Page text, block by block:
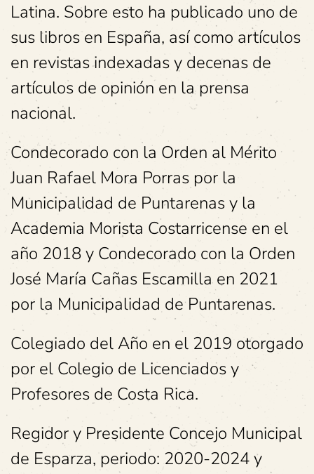
Latina. Sobre esto ha publicado uno de
sus libros en España, así como artículos
en revistas indexadas y decenas de
artículos de opinión en la prensa
nacional.
Condecorado con la Orden al Mérito
Juan Rafael Mora Porras por la
Municipalidad de Puntarenas y la
Academia Morista Costarricense en el
año 2018 y Condecorado con la Orden
José María Cañas Escamilla en 2021
por la Municipalidad de Puntarenas.
Colegiado del Año en el 2019 otorgado
por el Colegio de Licenciados y
Profesores de Costa Rica.
Regidor y Presidente Concejo Municipal
de Esparza, periodo: 2020-2024 y